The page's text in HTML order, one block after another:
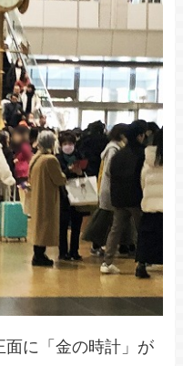
面に「金の時計」が